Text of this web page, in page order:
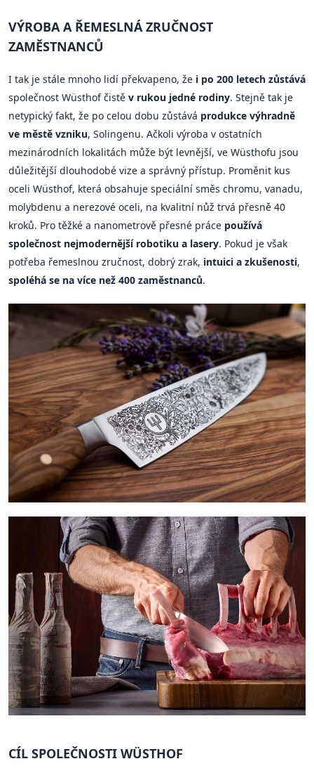
VÝROBA A ŘEMESLNÁ ZRUČNOST
ZAMĚSTNANCŮ
I tak je stále mnoho lidí překvapeno, že i po 200 letech zůstává
společnost Wüsthof čistě v rukou jedné rodiny. Stejně tak je
netypický fakt, že po celou dobu zůstává produkce výhradně
ve městě vzniku, Solingenu. Ačkoli výroba v ostatních
mezinárodních lokalitách může být levnější, ve Wüsthofu jsou
důležitější dlouhodobé vize a správný přístup. Proměnit kus
oceli Wüsthof, která obsahuje speciální směs chromu, vanadu,
molybdenu a nerezové oceli, na kvalitní nůž trvá přesně 40
kroků. Pro těžké a nanometrově přesné práce používá
společnost nejmodernější robotiku a lasery. Pokud je však
potřeba řemeslnou zručnost, dobrý zrak, intuici a zkušenosti,
spoléhá se na více než 400 zaměstnanců.
CÍL SPOLEČNOSTI WÜSTHOF